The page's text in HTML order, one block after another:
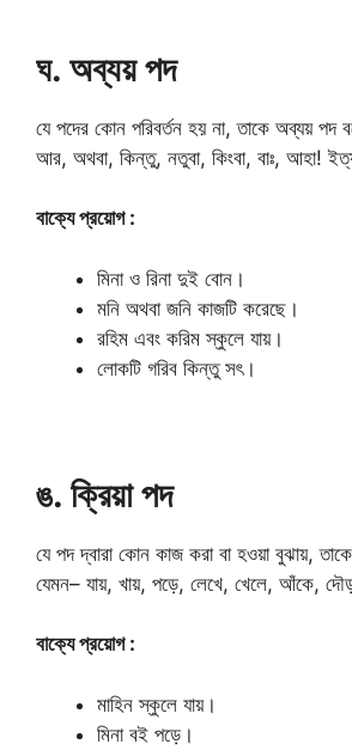
ঘ. অব্যয় পদ
যে পদের কোন পরিবর্তন হয় না, তাকে অব্যয়
আর, অথবা, কিন্তু, নতুবা, কিংবা, বাঃ, আহা!
বাক্যে প্রয়োগ :
মিনা ও রিনা দুই বোন।
মনি অথবা জনি কাজটি করেছে।
রহিম এবং করিম স্কুলে যায়।
লোকটি গরিব কিন্তু সৎ।
ঙ. ক্রিয়া পদ
যে পদ দ্বারা কোন কাজ করা বা হওয়া বুঝায়,
যেমন– যায়, খায়, পড়ে, লেখে, খেলে, আঁকে,
বাক্যে প্রয়োগ :
মাহিন স্কুলে যায়।
মিনা বই পড়ে।